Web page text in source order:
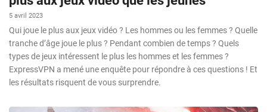
5 avril 2023
Qui joue le plus aux jeux vidéo ? Les hommes ou les femmes ? Quelle
tranche d’âge joue le plus ? Pendant combien de temps ? Quels
types de jeux intéressent le plus les hommes et les femmes ?
ExpressVPN a mené une enquête pour répondre à ces questions ! Et
les résultats risquent de vous surprendre.